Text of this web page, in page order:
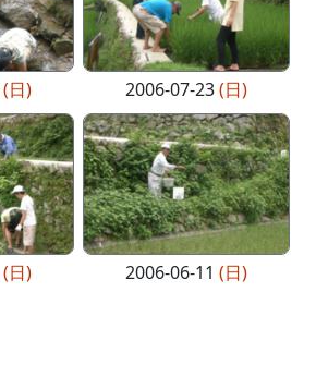
(日) 2006-07-23(日)
(日) 2006-06-11 (日)